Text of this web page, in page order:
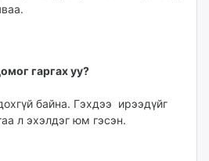
гаргах уу?
байна. Гэхдээ ирээдүйг
л эхэлдэг юм гэсэн.